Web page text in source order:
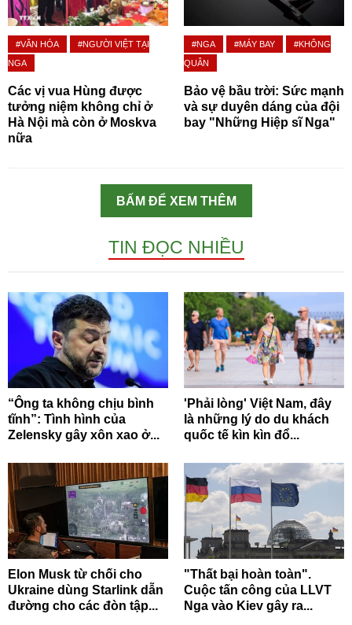
#VĂN HÓA
#NGƯỜI VIỆT TẠI
NGA
Các vị vua Hùng được
tưởng niệm không chỉ ở
Hà Nội mà còn ở Moskva
nữa
#NGA #MÁY BAY
#KHÔNG
QUÂN
Bảo vệ bầu trời: Sức mạnh
và sự duyên dáng của đội
bay "Những Hiệp sĩ Nga"
BẤM ĐỂ XEM THÊM
TIN ĐỌC NHIỀU
“Ông ta không chịu bình
tĩnh”: Tình hình của
Zelensky gây xôn xao ở...
'Phải lòng' Việt Nam, đây
là những lý do du khách
quốc tế kìn kìn đổ...
Elon Musk từ chối cho
Ukraine dùng Starlink dẫn
đường cho các đòn tập...
"Thất bại hoàn toàn".
Cuộc tấn công của LLVT
Nga vào Kiev gây ra...